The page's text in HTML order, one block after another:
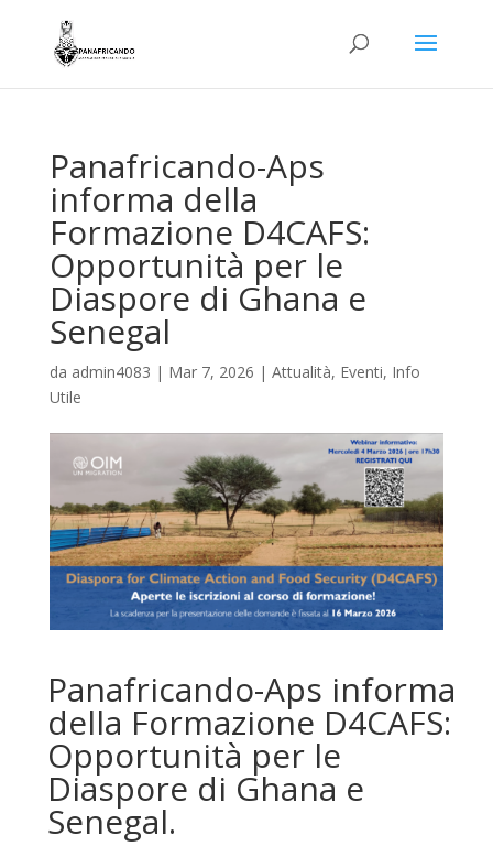
Panafricando-Aps
informa della
Formazione D4CAFS:
Opportunità per le
Diaspore di Ghana e
Senegal
da admin4083 | Mar 7, 2026 | Attualità, Eventi, Info
Utile
Panafricando-Aps informa
della Formazione D4CAFS:
Opportunità per le
Diaspore di Ghana e
Senegal.